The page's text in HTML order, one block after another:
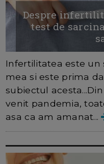
Despre
test de
Infertilitatea este un
mea si este prima
subiectul
venit pandemia,
asa ca am amanat...